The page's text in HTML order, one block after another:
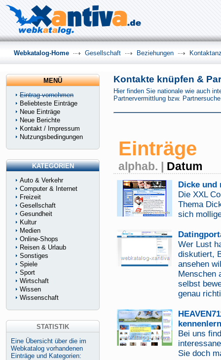
Kontakte knüpfen &
Hier finden Sie nationale wie auch
Partnervermittlung bzw.
Einträge
alphab. | Datum
Dicke und
Die XXL
Thema
sich
Wer Lust
diskutiert,
ansehen
Menschen
selbst
genau
Bei uns
Sie doch
Webkatalog-Home Gesellschaft Beziehungen
MENÜ
Eintrag vornehmen
Beliebteste Einträge
Neue Einträge
Neue Berichte
Kontakt / Impressum
Nutzungsbedingungen
KATEGORIEN
Auto & Verkehr
Computer & Internet
Freizeit
Gesellschaft
Gesundheit
Kultur
Medien
Online-Shops
Reisen & Urlaub
Sonstiges
Spiele
Sport
Wirtschaft
Wissen
Wissenschaft
STATISTIK
Eine Übersicht über die im
Webkatalog vorhandenen
Einträge und Kategorien: